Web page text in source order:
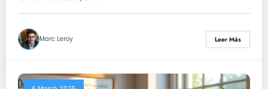
Marc Leroy Leer Más